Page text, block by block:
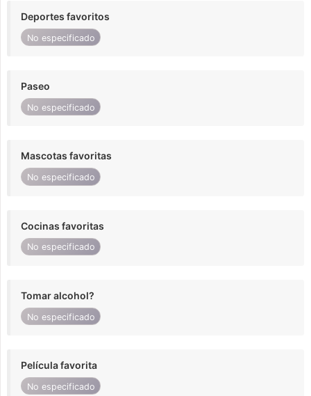
Deportes favoritos
No especificado
Paseo
No especificado
Mascotas favoritas
No especificado
Cocinas favoritas
No especificado
Tomar alcohol?
No especificado
Película favorita
No especificado